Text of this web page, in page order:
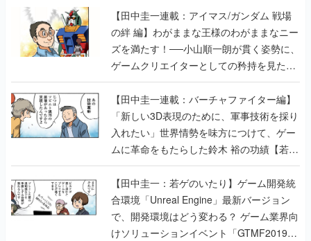
【田中圭一連載：アイマス/ガンダム 戦場
の絆 編】わがままな王様のわがままなニー
ズを満たす！──小山順一朗が貫く姿勢に、
ゲームクリエイターとしての矜持を見た
【若ゲのいたり最終回】
【田中圭一連載：バーチャファイター編】
「新しい3D表現のために、軍事技術を採り
入れたい」世界情勢を味方につけて、ゲー
ムに革命をもたらした鈴木 裕の功績【若ゲ
のいたり】
【田中圭一：若ゲのいたり】ゲーム開発統
合環境「Unreal Engine」最新バージョン
で、開発環境はどう変わる？ ゲーム業界向
けソリューションイベント「GTMF2019」